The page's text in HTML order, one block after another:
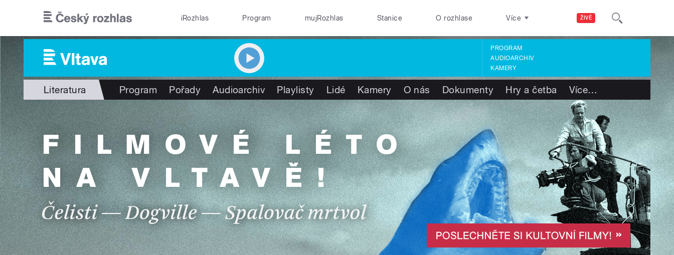
ŽIVĚ
iRozhlas Program mujRozhlas Stanice O rozhlase Více
PROGRAM
AUDIOARCHIV
KAMERY
Literatura Program Pořady Audioarchiv Playlisty Lidé Kamery O nás Dokumenty Hry a četba Více…